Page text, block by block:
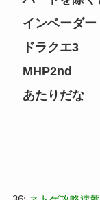
インベーダー
ドラクエ3
MHP2nd
あたりだな